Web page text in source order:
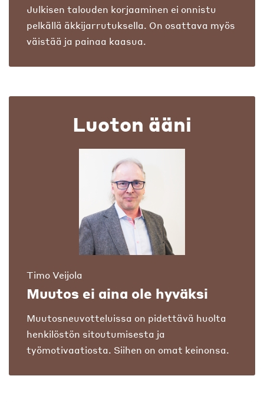
Julkisen talouden korjaaminen ei onnistu
pelkällä äkkijarrutuksella. On osattava myös
väistää ja painaa kaasua.
Luoton ääni
Timo Veijola
Muutos ei aina ole hyväksi
Muutosneuvotteluissa on pidettävä huolta
henkilöstön sitoutumisesta ja
työmotivaatiosta. Siihen on omat keinonsa.